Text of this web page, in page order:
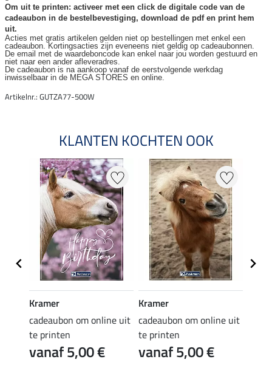
Om uit te printen: activeer met een click de digitale code van de
cadeaubon in de bestelbevestiging, download de pdf en print hem
uit.
Acties met gratis artikelen gelden niet op bestellingen met enkel een
cadeaubon. Kortingsacties zijn eveneens niet geldig op cadeaubonnen.
De email met de waardeboncode kan enkel naar jou worden gestuurd en
niet naar een ander afleveradres.
De cadeaubon is na aankoop vanaf de eerstvolgende werkdag
inwisselbaar in de MEGA STORES en online.
Artikelnr.: GUTZA77-500W
KLANTEN KOCHTEN OOK
Kramer
cadeaubon om online uit
te printen
vanaf 5,00 €
Kramer
cadeaubon om online uit
te printen
vanaf 5,00 €